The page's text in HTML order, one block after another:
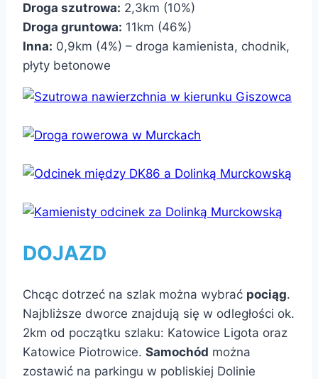
Droga szutrowa: 2,3km (10%)
Droga gruntowa: 11km (46%)
Inna: 0,9km (4%) – droga kamienista, chodnik,
płyty betonowe
DOJAZD
Chcąc dotrzeć na szlak można wybrać pociąg.
Najbliższe dworce znajdują się w odległości ok.
2km od początku szlaku: Katowice Ligota oraz
Katowice Piotrowice. Samochód można
zostawić na parkingu w pobliskiej Dolinie